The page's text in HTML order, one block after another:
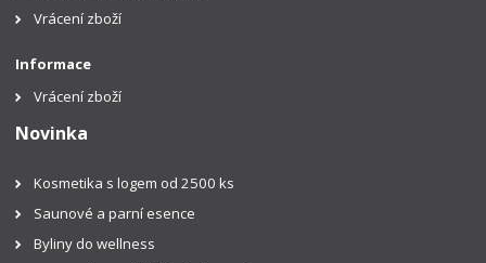
Vrácení zboží
Informace
Vrácení zboží
Novinka
Kosmetika s logem od 2500 ks
Saunové a parní esence
Byliny do wellness